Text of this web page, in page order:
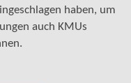
haben, um
auch KMUs